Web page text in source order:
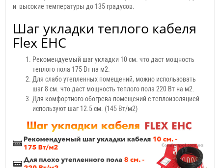
и высокие температуры до 135 градусов.
Шаг укладки теплого кабеля
Flex EHC
Рекомендуемый шаг укладки 10 см. что даст мощность
теплого пола 175 Вт на м2.
Для слабо утепленных помещений, можно использовать
шаг 8 см. что даст мощность теплого пола 220 Вт на м2.
Для комфортного обогрева помещений с теплоизоляцией
используют шаг 12.5 см. (145 Вт/м2)